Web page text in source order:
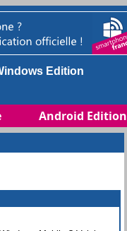
Edition
Android Edition